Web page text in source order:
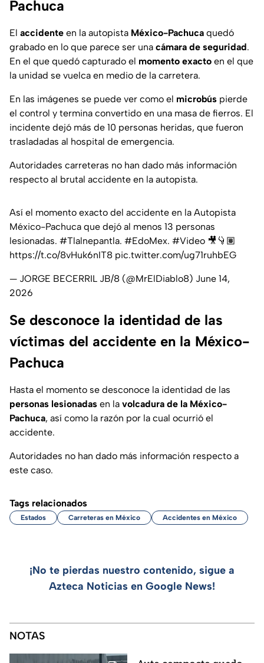
Pachuca
El accidente en la autopista México-Pachuca quedó
grabado en lo que parece ser una cámara de seguridad.
En el que quedó capturado el momento exacto en el que
la unidad se vuelca en medio de la carretera.
En las imágenes se puede ver como el microbús pierde
el control y termina convertido en una masa de fierros. El
incidente dejó más de 10 personas heridas, que fueron
trasladadas al hospital de emergencia.
Autoridades carreteras no han dado más información
respecto al brutal accidente en la autopista.
Así el momento exacto del accidente en la Autopista
México-Pachuca que dejó al menos 13 personas
lesionadas. #Tlalnepantla. #EdoMex. #Video 🎥👇🏽
https://t.co/8vHuk6nIT8 pic.twitter.com/ug71ruhbEG
— JORGE BECERRIL JB/8 (@MrElDiablo8) June 14,
2026
Se desconoce la identidad de las
víctimas del accidente en la México-
Pachuca
Hasta el momento se desconoce la identidad de las
personas lesionadas en la volcadura de la México-
Pachuca, así como la razón por la cual ocurrió el
accidente.
Autoridades no han dado más información respecto a
este caso.
Tags relacionados
Estados Carreteras en México Accidentes en México
¡No te pierdas nuestro contenido, sigue a
Azteca Noticias en Google News!
NOTAS